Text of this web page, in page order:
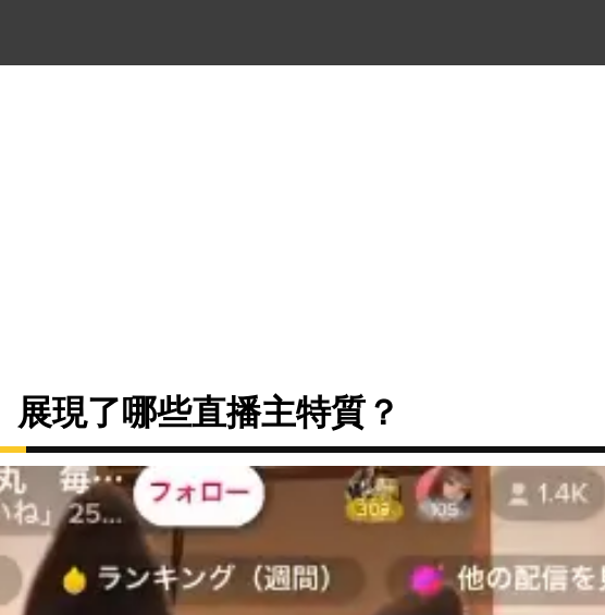
展現了哪些直播主特質？